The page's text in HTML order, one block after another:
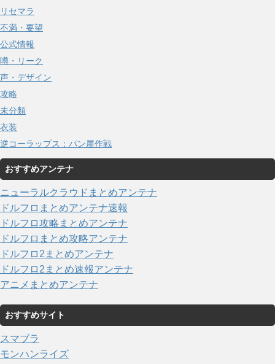
リセマラ
不満・要望
公式情報
噂・リーク
声・デザイン
攻略
未分類
衣装
逆コーラップス：パン屋作戦
おすすめアンテナ
ニューラルクラウドまとめアンテナ
ドルフロまとめアンテナ速報
ドルフロ攻略まとめアンテナ
ドルフロまとめ攻略アンテナ
ドルフロ2まとめアンテナ
ドルフロ2まとめ速報アンテナ
アニメまとめアンテナ
おすすめサイト
スマブラ
モンハンライズ